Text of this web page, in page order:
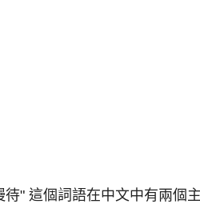
待" 這個詞語在中文中有兩個